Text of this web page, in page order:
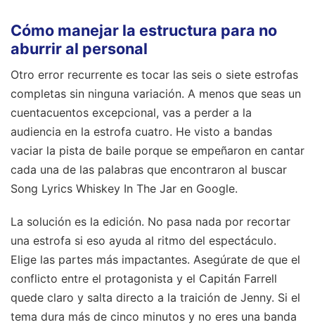
Cómo manejar la estructura para no
aburrir al personal
Otro error recurrente es tocar las seis o siete estrofas
completas sin ninguna variación. A menos que seas un
cuentacuentos excepcional, vas a perder a la
audiencia en la estrofa cuatro. He visto a bandas
vaciar la pista de baile porque se empeñaron en cantar
cada una de las palabras que encontraron al buscar
Song Lyrics Whiskey In The Jar en Google.
La solución es la edición. No pasa nada por recortar
una estrofa si eso ayuda al ritmo del espectáculo.
Elige las partes más impactantes. Asegúrate de que el
conflicto entre el protagonista y el Capitán Farrell
quede claro y salta directo a la traición de Jenny. Si el
tema dura más de cinco minutos y no eres una banda